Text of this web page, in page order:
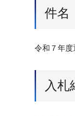
件名
令和７年
入札